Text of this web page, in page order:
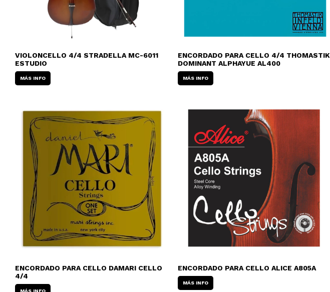
VIOLONCELLO 4/4 STRADELLA MC-6011
ESTUDIO
MÁS INFO
ENCORDADO PARA CELLO 4/4 THOMASTIK
DOMINANT ALPHAYUE AL400
MÁS INFO
ENCORDADO PARA CELLO DAMARI CELLO
4/4
MÁS INFO
ENCORDADO PARA CELLO ALICE A805A
MÁS INFO